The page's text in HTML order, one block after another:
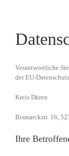
Verantwortliche
der EU-
Kreis Düren
Bismarckstr. 16,
Ihre